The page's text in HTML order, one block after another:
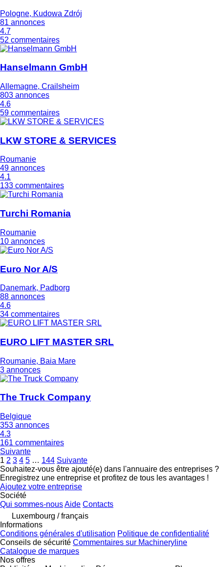
Pologne, Kudowa Zdrój
81 annonces
4.7
52 commentaires
Hanselmann GmbH
Allemagne, Crailsheim
803 annonces
4.6
59 commentaires
LKW STORE & SERVICES
Roumanie
49 annonces
4.1
133 commentaires
Turchi Romania
Roumanie
10 annonces
Euro Nor A/S
Danemark, Padborg
88 annonces
4.6
34 commentaires
EURO LIFT MASTER SRL
Roumanie, Baia Mare
3 annonces
The Truck Company
Belgique
353 annonces
4.3
161 commentaires
Suivante
1 2 3 4 5 … 144 Suivante
Souhaitez-vous être ajouté(e) dans l'annuaire des entreprises ?
Enregistrez une entreprise et profitez de tous les avantages !
Ajoutez votre entreprise
Société
Qui sommes-nousAide Contacts
Luxembourg / français
Informations
Conditions générales d'utilisation Politique de confidentialité
Conseils de sécurité Commentaires sur Machineryline
Catalogue de marques
Nos offres